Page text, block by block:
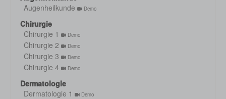
Augenheilkunde
Demo
Chirurgie
Chirurgie 1
Demo
Chirurgie 2 Demo
Chirurgie 3 Demo
Chirurgie 4 Demo
Dermatologie
Dermatologie 1
Demo